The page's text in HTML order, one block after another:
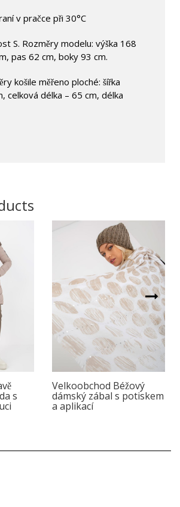
v pračce při 30°C
S. Rozměry modelu: výška 168
pas 62 cm, boky 93 cm.
košile měřeno ploché: šířka
celková délka – 65 cm, délka
s
Velkoobchod Béžový
dámský zábal s potiskem
a aplikací